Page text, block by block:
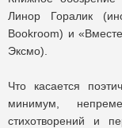
Линор Горалик
Bookroom) и
Эксмо).
Что касается
минимум,
стихотворений и